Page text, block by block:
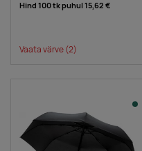
Hind 100 tk puhul15,62 €
Vaata värve(2)